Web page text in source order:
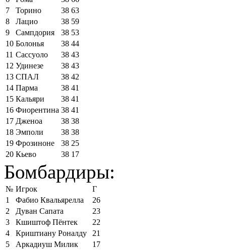
7
Торино 38 63
8
Лацио 38 59
9
Сампдория 38 53
10 Болонья 38 44
11 Сассуоло 38 43
12 Удинезе 38 43
13 СПАЛ 38 42
14 Парма 38 41
15 Кальяри 38 41
16 Фиорентина 38 41
17 Дженоа 38 38
18 Эмполи 38 38
19 Фрозиноне 38 25
20 Кьево 38 17
Бомбардиры:
№ Игрок
Г
1
Фабио Квальярелла
26
2
Дуван Сапата
23
3
Кшиштоф Пёнтек
22
4
Криштиану Роналду
21
5
Аркадиуш Милик
17